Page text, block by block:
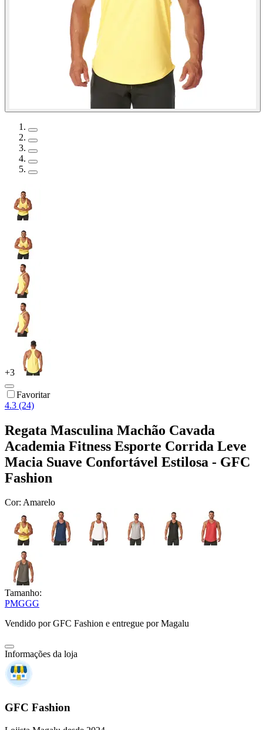
+3
Favoritar
4.3 (24)
Regata Masculina Machão Cavada
Academia Fitness Esporte Corrida Leve
Macia Suave Confortável Estilosa - GFC
Fashion
Cor: Amarelo
Tamanho:
PMGGG
Vendido porGFC Fashion e entregue por Magalu
Informações da loja
GFC Fashion